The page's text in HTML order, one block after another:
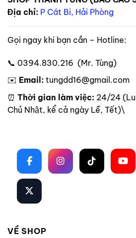
Địa chỉ: P Cát Bi, Hải Phòng
Gọi ngay khi bạn cần – Hotline:
📞 0394.830.216 (Mr. Tùng)
✉️ Email: tungdd16@gmail.com
⏰ Thời gian làm việc: 24/24
Chủ Nhật, kể cả ngày Lễ, Tết)\
VỀ SHOP